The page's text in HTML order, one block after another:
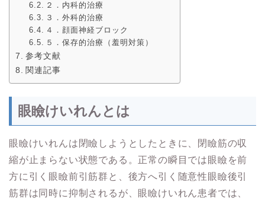
２．内科的治療
３．外科的治療
４．顔面神経ブロック
５．保存的治療（羞明対策）
参考文献
関連記事
眼瞼けいれんとは
眼瞼けいれんは閉瞼しようとしたときに、閉瞼筋の収
縮が止まらない状態である。正常の瞬目では眼瞼を前
方に引く眼瞼前引筋群と、後方へ引く随意性眼瞼後引
筋群は同時に抑制されるが、眼瞼けいれん患者では、